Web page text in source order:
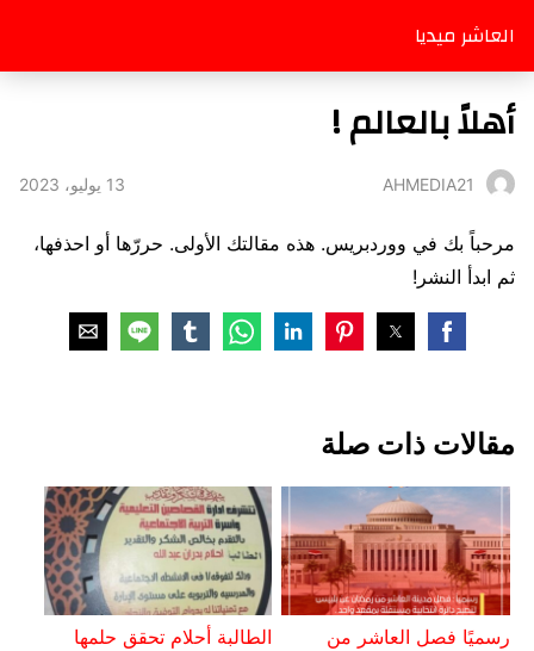
العاشر ميديا
أهلاً بالعالم !
AHMEDIA21 13 يوليو، 2023
مرحباً بك في ووردبريس. هذه مقالتك الأولى. حررّها أو احذفها،
ثم ابدأ النشر!
مقالات ذات صلة
رسميًا فصل العاشر من
الطالبة أحلام تحقق حلمها